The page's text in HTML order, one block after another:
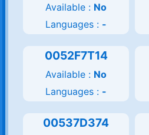
Available : No
Languages : -
0052F7T14
Available : No
Languages : -
00537D374